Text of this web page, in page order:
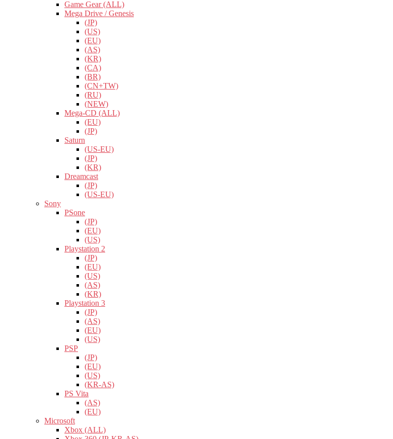
Game Gear (ALL)
Mega Drive / Genesis
(JP)
(US)
(EU)
(AS)
(KR)
(CA)
(BR)
(CN+TW)
(RU)
(NEW)
Mega-CD (ALL)
(EU)
(JP)
Saturn
(US-EU)
(JP)
(KR)
Dreamcast
(JP)
(US-EU)
Sony
PSone
(JP)
(EU)
(US)
Playstation 2
(JP)
(EU)
(US)
(AS)
(KR)
Playstation 3
(JP)
(AS)
(EU)
(US)
PSP
(JP)
(EU)
(US)
(KR-AS)
PS Vita
(AS)
(EU)
Microsoft
Xbox (ALL)